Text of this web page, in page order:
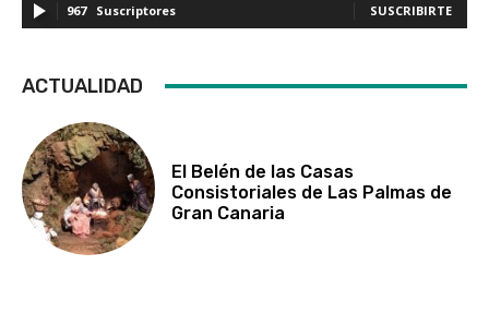
967 Suscriptores SUSCRIBIRTE
ACTUALIDAD
El Belén de las Casas
Consistoriales de Las Palmas de
Gran Canaria